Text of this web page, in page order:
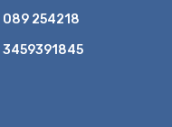
089 254218
3459391845